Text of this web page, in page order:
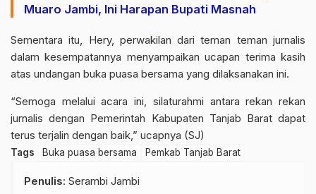
Muaro Jambi, Ini Harapan Bupati Masnah
Sementara itu, Hery, perwakilan dari teman teman jurnalis
dalam kesempatannya menyampaikan ucapan terima kasih
atas undangan buka puasa bersama yang dilaksanakan ini.
“Semoga melalui acara ini, silaturahmi antara rekan rekan
jurnalis dengan Pemerintah Kabupaten Tanjab Barat dapat
terus terjalin dengan baik,” ucapnya (SJ)
Tags Buka puasa bersama Pemkab Tanjab Barat
Penulis: Serambi Jambi